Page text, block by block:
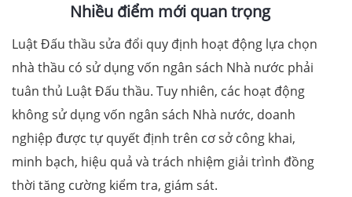
Nhiều điểm mới quan trọng
Luật Đấu thầu sửa đổi quy định hoạt động lựa chọn
nhà thầu có sử dụng vốn ngân sách Nhà nước phải
tuân thủ Luật Đấu thầu. Tuy nhiên, các hoạt động
không sử dụng vốn ngân sách Nhà nước, doanh
nghiệp được tự quyết định trên cơ sở công khai,
minh bạch, hiệu quả và trách nhiệm giải trình đồng
thời tăng cường kiểm tra, giám sát.